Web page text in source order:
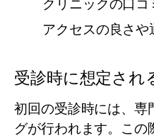
クリニックの口コ
アクセスの良さや
受診時に想定され
初回の受診時には、専
グが行われます。この